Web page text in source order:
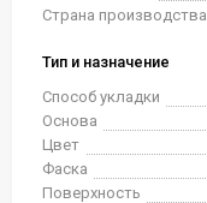
Страна производства
Тип и назначение
Способ укладки
Основа
Цвет
Фаска
Поверхность